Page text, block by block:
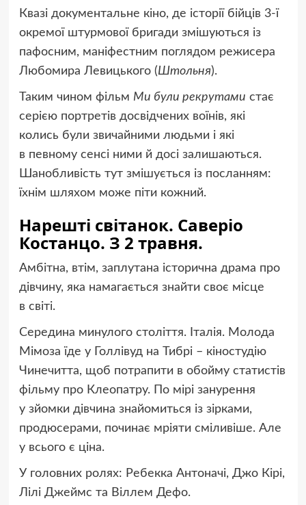
Квазі документальне кіно, де історії бійців 3-ї
окремої штурмової бригади змішуються із
пафосним, маніфестним поглядом режисера
Любомира Левицького (Штольня).
Таким чином фільм Ми були рекрутами стає
серією портретів досвідчених воїнів, які
колись були звичайними людьми і які
в певному сенсі ними й досі залишаються.
Шанобливість тут змішується із посланням:
їхнім шляхом може піти кожний.
Нарешті світанок. Саверіо
Костанцо. З 2 травня.
Амбітна, втім, заплутана історична драма про
дівчину, яка намагається знайти своє місце
в світі.
Середина минулого століття. Італія. Молода
Мімоза їде у Голлівуд на Тибрі – кіностудію
Чинечитта, щоб потрапити в обойму статистів
фільму про Клеопатру. По мірі занурення
у зйомки дівчина знайомиться із зірками,
продюсерами, починає мріяти сміливіше. Але
у всього є ціна.
У головних ролях: Ребекка Антоначі, Джо Кірі,
Лілі Джеймс та Віллем Дефо.